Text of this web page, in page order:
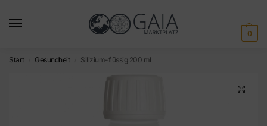
0
Start Gesundheit Silizium-flüssig 200 ml